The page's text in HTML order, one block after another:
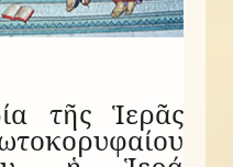
τῆς Ἱερᾶς